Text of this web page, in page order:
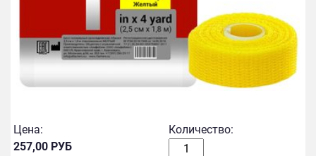
Цена:
257,00 РУБ
Количество: